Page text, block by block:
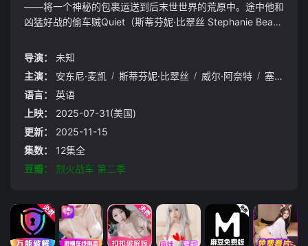
——将一个神秘的包裹运送到后末世世界的荒原中。途中他和
凶猛好战的偷车贼Quiet（斯蒂芬妮·比翠丝 Stephanie Beatri
蛮的掠夺者和开冰激凌卡车的精神错乱的小丑（威尔·阿奈特
导演：
未知
主演：
安东尼·麦凯 / 斯蒂芬妮·比翠丝 / 威尔·阿奈特 / 塞勒·贝尔·柯达
语言：
英语
上映：
2025-07-31(美国)
更新：
2025-11-15
集数：
12集全
豆瓣：
烈火战车 第二季